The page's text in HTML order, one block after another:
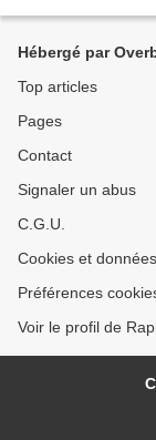
Hébergé par
Top articles
Pages
Contact
Signaler un abus
C.G.U.
Cookies et
Préférences
Voir le profil de